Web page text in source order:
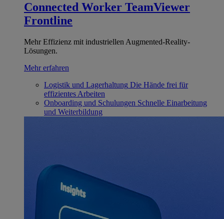
Connected Worker TeamViewer
Frontline
Mehr Effizienz mit industriellen Augmented-Reality-
Lösungen.
Mehr erfahren
Logistik und Lagerhaltung Die Hände frei für
effizientes Arbeiten
Onboarding und Schulungen Schnelle Einarbeitung
und Weiterbildung